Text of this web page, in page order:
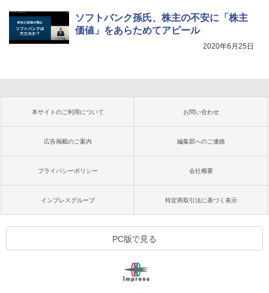
ソフトバンク孫氏、株主の不安に「株主
価値」をあらためてアピール
2020年6月25日
本サイトのご利用について お問い合わせ
広告掲載のご案内 編集部へのご連絡
プライバシーポリシー 会社概要
インプレスグループ 特定商取引法に基づく表示
PC版で見る